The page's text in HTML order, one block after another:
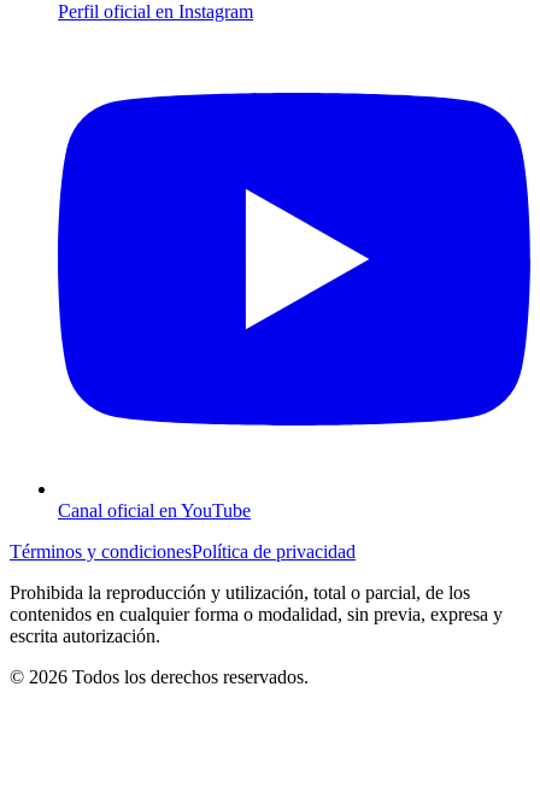
Perfil oficial en Instagram
Canal oficial en YouTube
Términos y condicionesPolítica de privacidad
Prohibida la reproducción y utilización, total o parcial, de los
contenidos en cualquier forma o modalidad, sin previa, expresa y
escrita autorización.
© 2026 Todos los derechos reservados.